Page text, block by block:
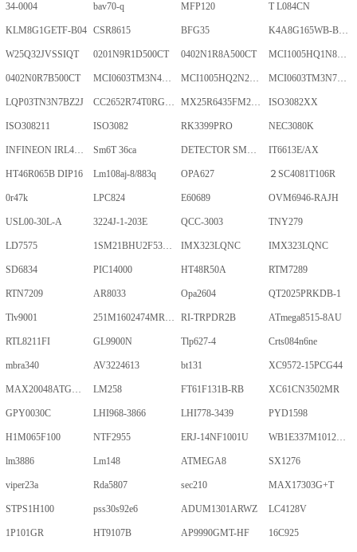
34-0004 bav70-q MFP120 T L084CN
KLM8G1GETF-B04 CSR8615 BFG35 K4A8G165WB-BCWE
W25Q32JVSSIQT 0201N9R1D500CT 0402N1R8A500CT MCI1005HQ1N8SHBP
0402N0R7B500CT MCI0603TM3N4BHBP MCI1005HQ2N2BHBP MCI0603TM3N7BHBP
LQP03TN3N7BZ2J CC2652R74T0RGZR MX25R6435FM2IL0TR ISO3082XX
ISO308211 ISO3082 RK3399PRO NEC3080K
INFINEON IRL40SC228 Sm6T 36ca DETECTOR SMD,HT7024A-1,3%,SOT-89 IT6613E/AX
HT46R065B DIP16 Lm108aj-8/883q OPA627 ２SC4081T106R
0r47k LPC824 E60689 OVM6946-RAJH
USL00-30L-A 3224J-1-203E QCC-3003 TNY279
LD7575 1SM21BHU2F53E2VGNE IMX323LQNC IMX323LQNC
SD6834 PIC14000 HT48R50A RTM7289
RTN7209 AR8033 Opa2604 QT2025PRKDB-1
Tlv9001 251M1602474MR09M RI-TRPDR2B ATmega8515-8AU
RTL8211FI GL9900N Tlp627-4 Crts084n6ne
mbra340 AV3224613 bt131 XC9572-15PCG44
MAX20048ATGA/VY+ LM258 FT61F131B-RB XC61CN3502MR
GPY0030C LHI968-3866 LHI778-3439 PYD1598
H1M065F100 NTF2955 ERJ-14NF1001U WB1E337M1012MPA
lm3886 Lm148 ATMEGA8 SX1276
viper23a Rda5807 sec210 MAX17303G+T
STPS1H100 pss30s92e6 ADUM1301ARWZ LC4128V
1P101GR HT9107B AP9990GMT-HF 16C925